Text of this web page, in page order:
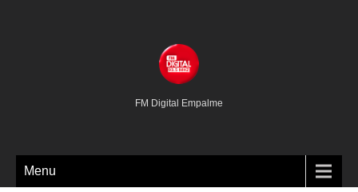
FM Digital Empalme
Menu